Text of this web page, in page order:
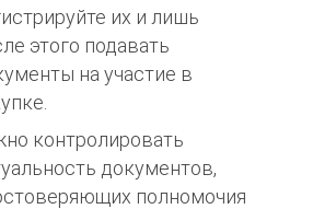
их и лишь
этого подавать
на участие в
контролировать
документов,
полномочия